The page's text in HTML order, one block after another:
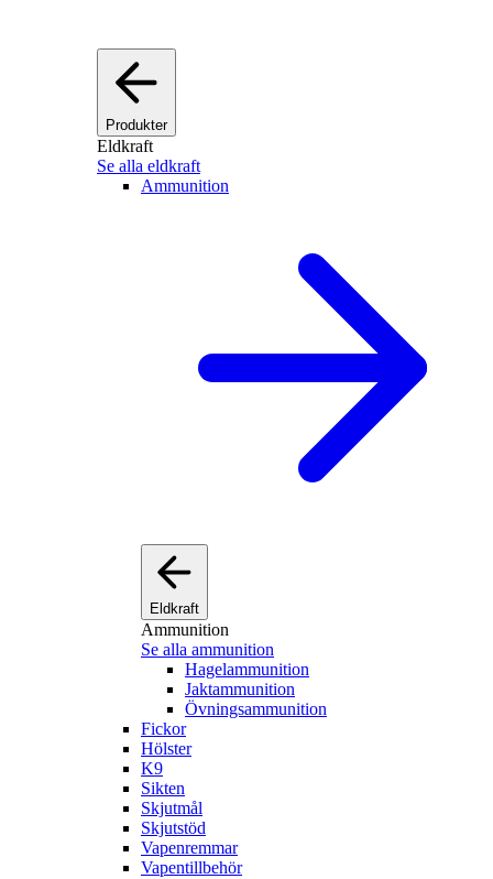
Produkter
Eldkraft
Se alla eldkraft
Ammunition
Eldkraft
Ammunition
Se alla ammunition
Hagelammunition
Jaktammunition
Övningsammunition
Fickor
Hölster
K9
Sikten
Skjutmål
Skjutstöd
Vapenremmar
Vapentillbehör